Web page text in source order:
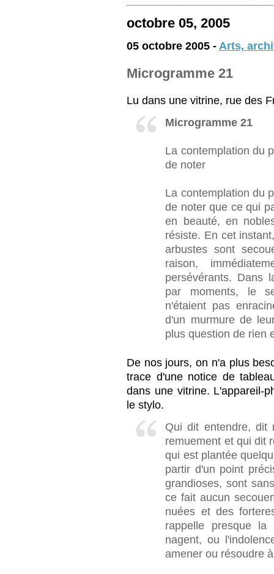
octobre 05, 2005
05 octobre 2005 - Arts,
Microgramme 21
Lu dans une vitrine, rue des
Microgramme 21
La contemplation du
de noter
La contemplation du
de noter que ce qui
en beauté, en
résiste. En cet
arbustes sont
raison,
persévérants. Dans
par moments, le
n'étaient pas
d'un murmure de
plus question de rien
De nos jours, on n'a plus
trace d'une notice de
dans une vitrine. L'appareil-
le stylo.
Qui dit entendre, dit
remuement et qui dit
qui est plantée
partir d'un point
grandioses, sont
ce fait aucun
nuées et des
rappelle presque la
nagent, ou
amener ou résoudre